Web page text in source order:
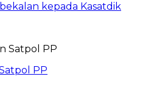
kepada Kasatdik
PP